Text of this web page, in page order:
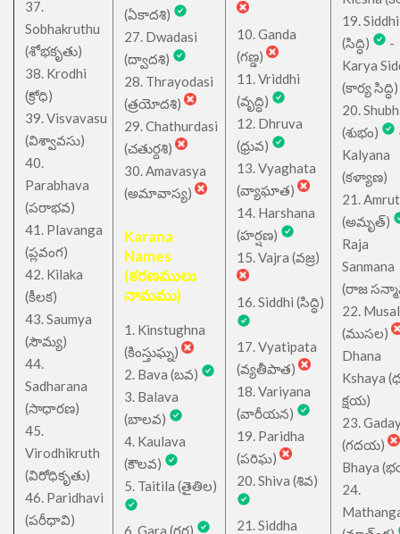
37.
Sobhakruthu
(శోభకృతు)
38. Krodhi
(క్రోధి)
39. Visvavasu
(విశ్వావసు)
40.
Parabhava
(పరాభవ)
41. Plavanga
(ప్లవంగ)
42. Kilaka
(కీలక)
43. Saumya
(సౌమ్య)
44.
Sadharana
(సాధారణ)
45.
Virodhikruth
(విరోధికృతు)
46. Paridhavi
(పరీధావి)
(ఏకాదశి)
27. Dwadasi
(ద్వాదశి)
28. Thrayodasi
(త్రయోదశి)
29. Chathurdasi
(చతుర్దశి)
30. Amavasya
(అమావాస్య)
Karana
Names
(కరణములు
నామము)
1. Kinstughna
(కింస్తుఘ్న)
2. Bava (బవ)
3. Balava
(బాలవ)
4. Kaulava
(కౌలవ)
5. Taitila (తైతిల)
6. Gara (గర)
10. Ganda
(గణ్డ)
11. Vriddhi
(వృద్ధి)
12. Dhruva
(ధ్రువ)
13. Vyaghata
(వ్యాఘాత)
14. Harshana
(హర్షణ)
15. Vajra (వజ్ర)
16. Siddhi (సిద్ధి)
17. Vyatipata
(వ్యతీపాత)
18. Variyana
(వారీయన)
19. Paridha
(పరిఘ)
20. Shiva (శివ)
21. Siddha
19. Siddhi
(సిద్ధి)
-
Karya
(కార్య సిద్ధి)
20.
(శుభం)
Kalyana
(కళ్యాణ)
21.
(అమృత్)
Raja
Sanmana
(రాజ
22.
(ముసల)
Dhana
Kshaya
క్షయ)
23.
(గదయ)
Bhaya
24.